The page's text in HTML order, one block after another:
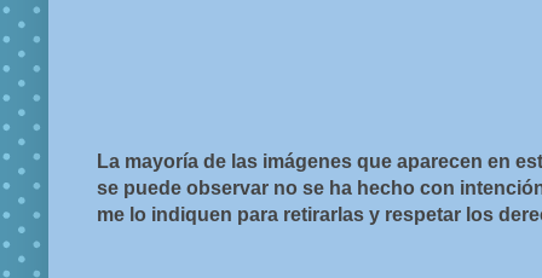
La mayoría de las imágenes que aparecen en
se puede observar no se ha hecho con
me lo indiquen para retirarlas y respetar los